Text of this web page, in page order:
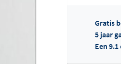
Gratis
5 jaar
Een